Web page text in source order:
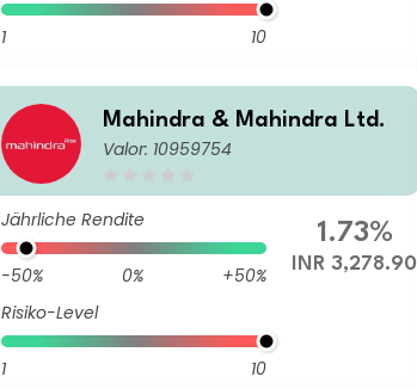
1 10
Mahindra & Mahindra Ltd.
Valor: 10959754
Jährliche Rendite
-50% 0%
+50%
Risiko-Level
1 10
1.73%
INR 3,278.90